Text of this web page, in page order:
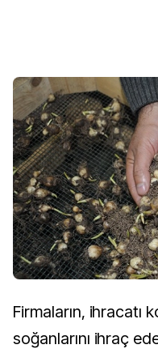
Firmaların, ihracatı
soğanlarını ihraç